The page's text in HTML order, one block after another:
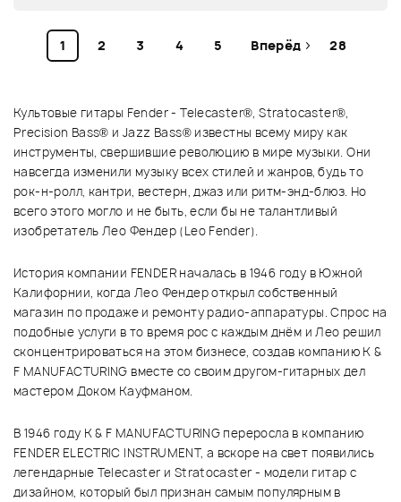
1 2 3 4 5 Вперёд 28
Культовые гитары Fender - Telecaster®, Stratocaster®,
Precision Bass® и Jazz Bass® известны всему миру как
инструменты, свершившие революцию в мире музыки. Они
навсегда изменили музыку всех стилей и жанров, будь то
рок-н-ролл, кантри, вестерн, джаз или ритм-энд-блюз. Но
всего этого могло и не быть, если бы не талантливый
изобретатель Лео Фендер (Leo Fender).
История компании FENDER началась в 1946 году в Южной
Калифорнии, когда Лео Фендер открыл собственный
магазин по продаже и ремонту радио-аппаратуры. Спрос на
подобные услуги в то время рос с каждым днём и Лео решил
сконцентрироваться на этом бизнесе, создав компанию K &
F MANUFACTURING вместе со своим другом-гитарных дел
мастером Доком Кауфманом.
В 1946 году K & F MANUFACTURING переросла в компанию
FENDER ELECTRIC INSTRUMENT, а вскоре на свет появились
легендарные Telecaster и Stratocaster - модели гитар с
дизайном, который был признан самым популярным в